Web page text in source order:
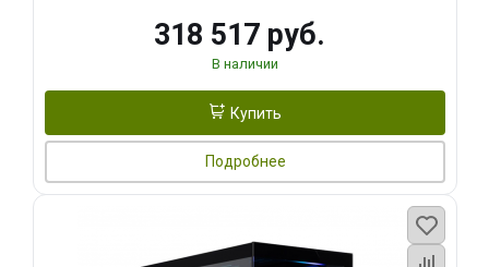
318 517 руб.
В наличии
Купить
Подробнее